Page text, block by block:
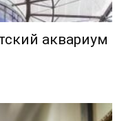
аквариум